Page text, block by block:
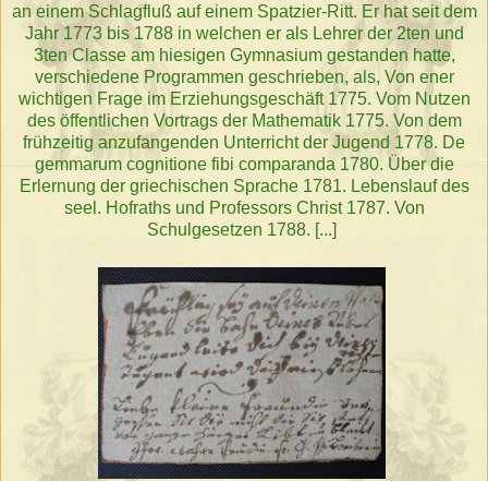
an einem Schlagfluß auf einem Spatzier-Ritt. Er hat seit dem
Jahr 1773 bis 1788 in welchen er als Lehrer der 2ten und
3ten Classe am hiesigen Gymnasium gestanden hatte,
verschiedene Programmen geschrieben, als, Von ener
wichtigen Frage im Erziehungsgeschäft 1775. Vom Nutzen
des öffentlichen Vortrags der Mathematik 1775. Von dem
frühzeitig anzufangenden Unterricht der Jugend 1778. De
gemmarum cognitione fibi comparanda 1780. Über die
Erlernung der griechischen Sprache 1781. Lebenslauf des
seel. Hofraths und Professors Christ 1787. Von
Schulgesetzen 1788. [...]